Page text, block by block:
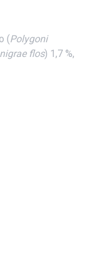
(Polygoni
flos) 1,7 %,